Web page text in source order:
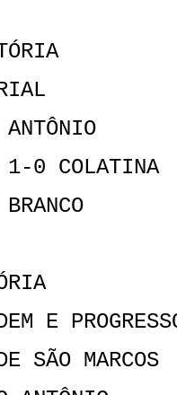
1-0 COLATINA
E
SÃO MARCOS